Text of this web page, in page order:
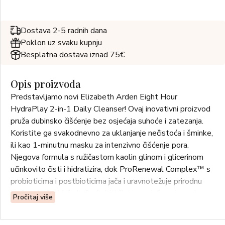
Dostava 2-5 radnih dana
Poklon uz svaku kupnju
Besplatna dostava iznad 75€
Opis proizvoda
Predstavljamo novi Elizabeth Arden Eight Hour
HydraPlay 2-in-1 Daily Cleanser! Ovaj inovativni proizvod
pruža dubinsko čišćenje bez osjećaja suhoće i zatezanja.
Koristite ga svakodnevno za uklanjanje nečistoća i šminke,
ili kao 1-minutnu masku za intenzivno čišćenje pora.
Njegova formula s ružičastom kaolin glinom i glicerinom
učinkovito čisti i hidratizira, dok ProRenewal Complex™ s
probioticima i postbioticima jača i uravnotežuje prirodnu
barijeru kože. Vaša koža će biti čista, osvježena i ugodnog
osječaja. Idealno za sve tipove kože. Nekomedogeno.
Veganski proizvod.
Pročitaj više